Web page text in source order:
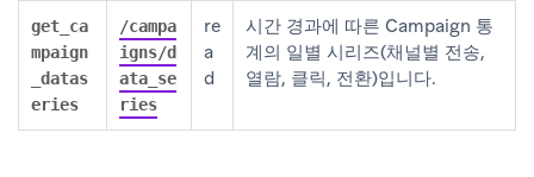
get_ca
mpaign
_datas
eries
/campa
igns/d
ata_se
ries
re
a
d
시간 경과에 따른 Campaign 통
계의 일별 시리즈(채널별 전송,
열람, 클릭, 전환)입니다.